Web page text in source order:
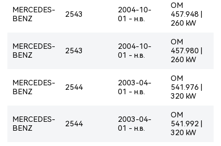
MERCEDES-
BENZ
2543
2004-10-
01 - н.в.
OM
457.948 |
260 kW
MERCEDES-
BENZ
2543
2004-10-
01 - н.в.
OM
457.980 |
260 kW
MERCEDES-
BENZ
2544
2003-04-
01 - н.в.
OM
541.976 |
320 kW
MERCEDES-
BENZ
2544
2003-04-
01 - н.в.
OM
541.992 |
320 kW